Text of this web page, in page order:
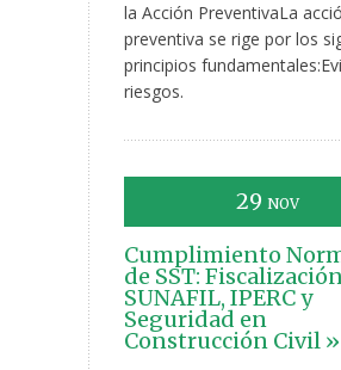
la Acción PreventivaLa
preventiva se rige por los
principios
riesgos.
29 NOV
Cumplimiento
de SST:
SUNAFIL, IPERC y
Seguridad en
Construcción Civil »